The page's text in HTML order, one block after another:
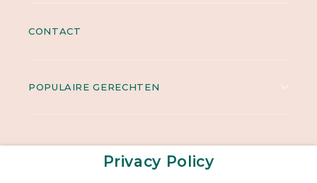
CONTACT
POPULAIRE GERECHTEN
Privacy Policy